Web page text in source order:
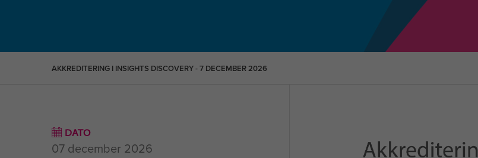
AKKREDITERING I INSIGHTS DISCOVERY - 7 DECEMBER 2026
DATO
07 december 2026